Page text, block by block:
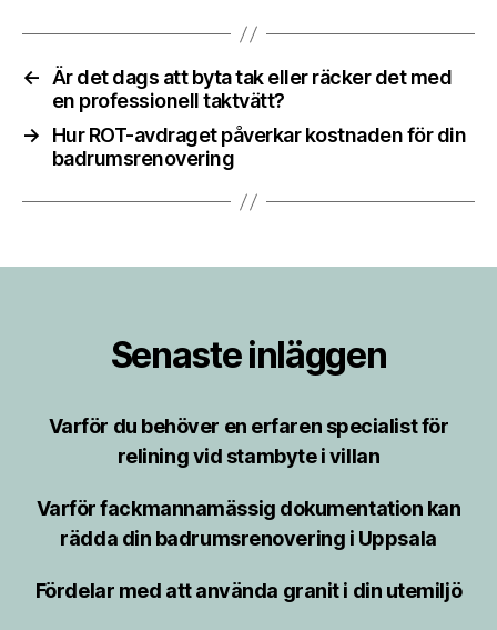
←
Är det dags att byta tak eller räcker det med
en professionell taktvätt?
→
Hur ROT-avdraget påverkar kostnaden för din
badrumsrenovering
Senaste inläggen
Varför du behöver en erfaren specialist för
relining vid stambyte i villan
Varför fackmannamässig dokumentation kan
rädda din badrumsrenovering i Uppsala
Fördelar med att använda granit i din utemiljö